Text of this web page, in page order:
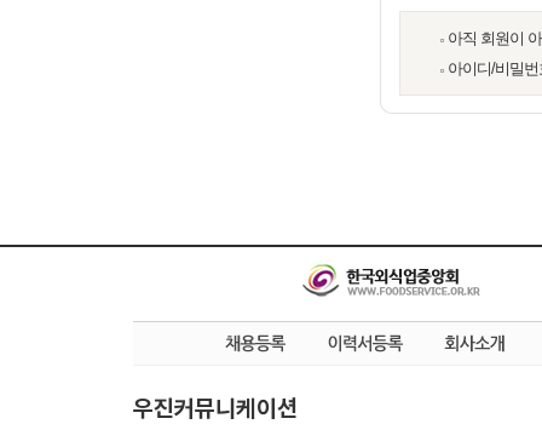
아직 회원이
아이디/비밀
우진커뮤니케이션